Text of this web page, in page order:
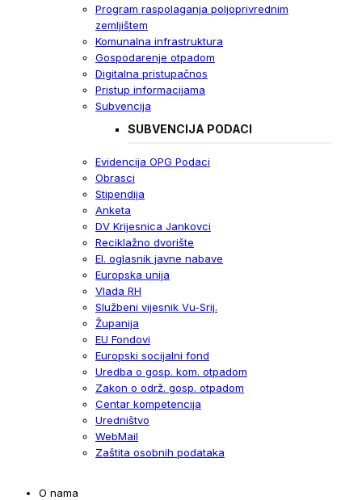
Program raspolaganja poljoprivrednim
zemljištem
Komunalna infrastruktura
Gospodarenje otpadom
Digitalna pristupačnos
Pristup informacijama
Subvencija
SUBVENCIJA PODACI
Evidencija OPG Podaci
Obrasci
Stipendija
Anketa
DV Krijesnica Jankovci
Reciklažno dvorište
El. oglasnik javne nabave
Europska unija
Vlada RH
Službeni vijesnik Vu-Srij.
Županija
EU Fondovi
Europski socijalni fond
Uredba o gosp. kom. otpadom
Zakon o održ. gosp. otpadom
Centar kompetencija
Uredništvo
WebMail
Zaštita osobnih podataka
O nama